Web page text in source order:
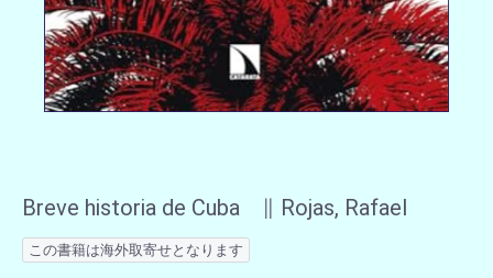
Breve historia de Cuba ∥ Rojas, Rafael
この書籍は海外取寄せとなります